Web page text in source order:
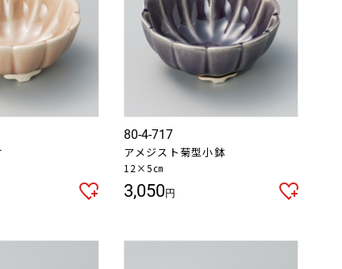
80-4-717
アメジスト菊型小鉢
12×5㎝
3,050円